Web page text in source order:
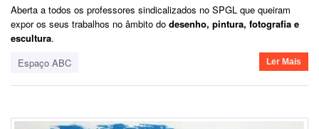
Aberta a todos os professores sindicalizados no SPGL que queiram
expor os seus trabalhos no âmbito do desenho, pintura, fotografia e
escultura.
Espaço ABC
Ler Mais